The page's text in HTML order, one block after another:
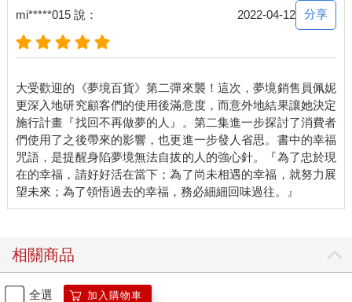
mi*****015 說： 2022-04-12 分享
大受歡迎的《夢境百貨》第二彈來襲！這次，夢境銷售員佩妮
更深入地研究顧客們的使用後滿意度，而意外地結果讓她決定
施行計畫『找回不再做夢的人』。第二集進一步探討了消費者
們使用了之後帶來的影響，也更進一步發人省思。書中的幸福
咒語，是提醒身陷夢境無法自拔的人的強心針。『為了忠於現
在的幸福，請好好活在當下；為了尚未相遇的幸福，就努力展
相關商品
全選 加入購物車